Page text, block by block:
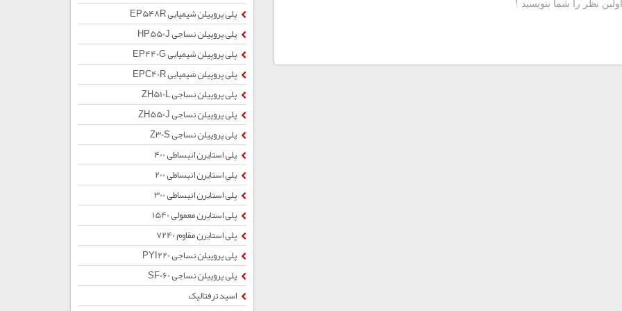
پلی پروپیلن شیمیایی EP548R
پلی پروپیلن نساجی HP550J
پلی پروپیلن شیمیایی EP440G
پلی پروپیلن شیمیایی EPC40R
پلی پروپیلن نساجی ZH510L
پلی پروپیلن نساجی ZH550J
پلی پروپیلن نساجی Z30S
پلی استایرن انبساطی 400
پلی استایرن انبساطی 200
پلی استایرن انبساطی 300
پلی استایرن معمولی 1540
پلی استایرن مقاوم 7240
پلی پروپیلن نساجی PYI220
پلی پروپیلن نساجی SF060
اسید ترفتالیک